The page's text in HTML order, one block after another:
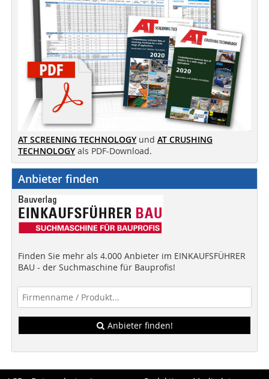
AT SCREENING TECHNOLOGY und AT CRUSHING
TECHNOLOGY als PDF-Download.
Anbieter finden
Finden Sie mehr als 4.000 Anbieter im EINKAUFSFÜHRER
BAU - der Suchmaschine für Bauprofis!
Anbieter finden!